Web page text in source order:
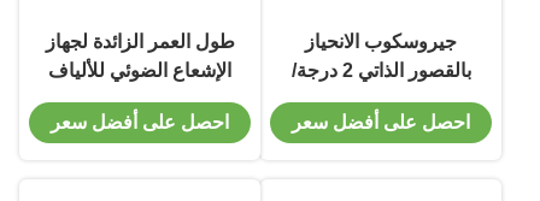
جيروسكوب الانحياز
بالقصور الذاتي 2 درجة/
ساعة يعتمد وضع الاتصال
الرقمي RS422
احصل على أفضل سعر
طول العمر الزائدة لجهاز
الإشعاع الضوئي للألياف
الضوئية لجهاز الإشعاع
الضوئي
احصل على أفضل سعر